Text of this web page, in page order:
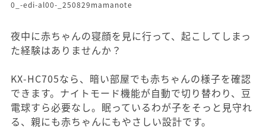
0_-edi-al00-_250829mamanote
夜中に赤ちゃんの寝顔を見に行って、起こしてしまっ
た経験はありませんか？
KX-HC705なら、暗い部屋でも赤ちゃんの様子を確認
できます。ナイトモード機能が自動で切り替わり、豆
電球すら必要なし。眠っているわが子をそっと見守れ
る、親にも赤ちゃんにもやさしい設計です。